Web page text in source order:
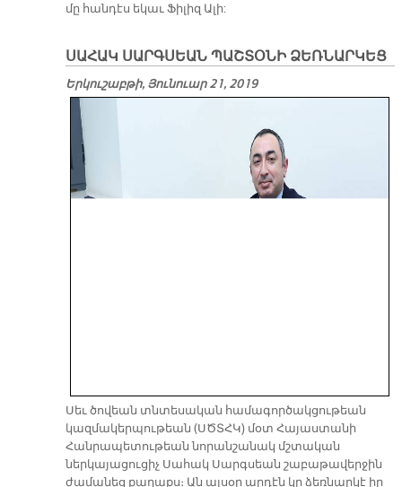
մը հանդէս եկաւ Ֆիլիզ Ալի:
ՍԱՀԱԿ ՍԱՐԳՍԵԱՆ ՊԱՇՏՕՆԻ ՁԵՌՆԱՐԿԵՑ
Երկուշաբթի, Յունուար 21, 2019
Սեւ ծովեան տնտեսական համագործակցութեան
կազմակերպութեան (ՍԾՏՀԿ) մօտ Հայաստանի
Հանրապետութեան նորանշանակ մշտական
ներկայացուցիչ Սահակ Սարգսեան շաբաթավերջին
ժամանեց քաղաքս։ Ան այսօր արդէն կը ձեռնարկէ իր